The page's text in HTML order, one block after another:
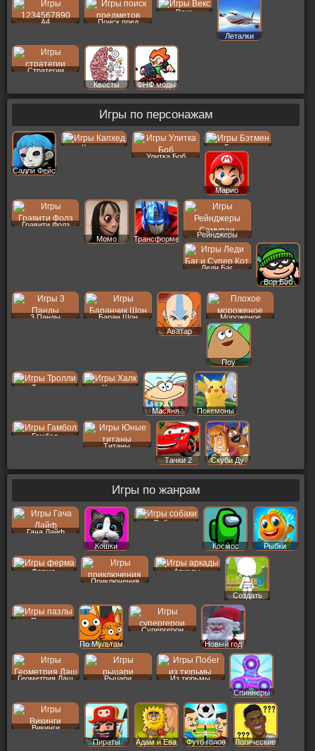
A4 Поиск пред
Векс
Леталки
Стратегии
Квесты
ФНФ моды
Игры по персонажам
Салли Фейс
Капхед
Улитка Боб
Бэтмен
Марио
Гравити Фолз
Момо
Трансформеры
Рейнджеры
Леди Баг
Вор Боб
3 Панды
Баран Шон
Аватар
Мороженое
Поу
Тролли Халк
Масяня Покемоны
Гамбол
Титаны
Тачки 2
Скуби Ду
Игры по жанрам
Гача Лайф
Кошки
Собаки
Космос Рыбки
Ферма
Приключения
Аркады
Создать
Пер
Пазлы
По Мультам
Супергерои
Новый год
Геометрия Даш Рыцари
Из тюрьмы
Спиннеры
Викинги
Пираты
Адам и Ева Футб голов Логические